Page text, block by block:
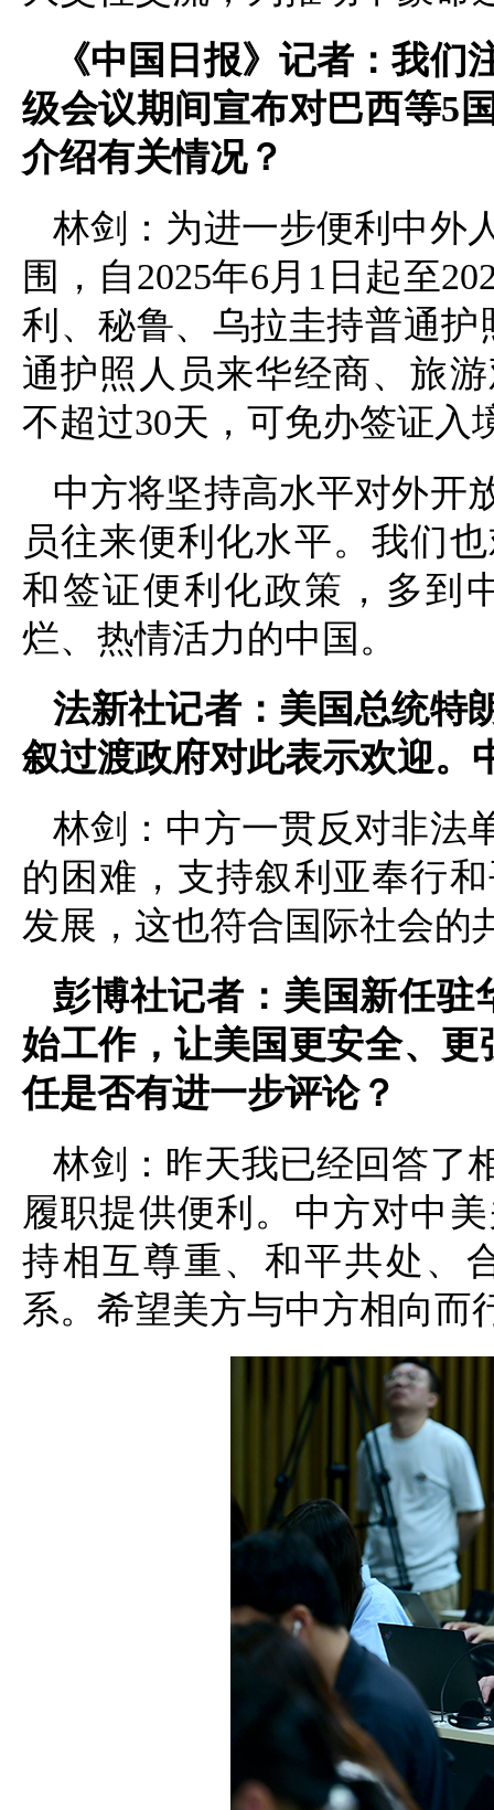
《中国日报》记者：我
级会议期间宣布对巴西等5
介绍有关情况？
林剑：为进一步便利中外
围，自2025年6月1日起至
利、秘鲁、乌拉圭持普通
通护照人员来华经商、旅
不超过30天，可免办签证入
中方将坚持高水平对外开
员往来便利化水平。我们
和签证便利化政策，多到
烂、热情活力的中国。
法新社记者：美国总统特
叙过渡政府对此表示欢迎。
林剑：中方一贯反对非法
的困难，支持叙利亚奉行
发展，这也符合国际社会的
彭博社记者：美国新任驻
始工作，让美国更安全、
任是否有进一步评论？
林剑：昨天我已经回答了
履职提供便利。中方对中
持相互尊重、和平共处、
系。希望美方与中方相向而